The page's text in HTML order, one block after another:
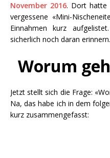
November 2016. Dort hatte
vergessene «Mini-
Einnahmen kurz
sicherlich noch daran erinnern.
Worum
Jetzt stellt sich die Frage:
Na, das habe ich in dem
kurz zusammengefasst: